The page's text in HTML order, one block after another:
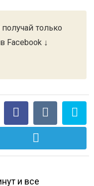
только
Facebook ↓
и все